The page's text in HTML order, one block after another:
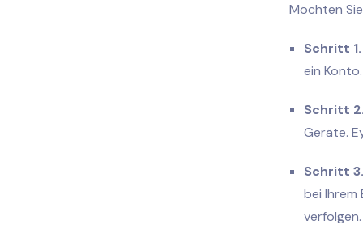
Möchten
Schritt
ein
Schritt
Geräte.
Schritt
bei